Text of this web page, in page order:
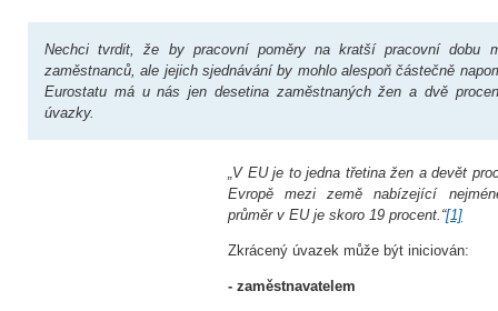
Nechci tvrdit, že by pracovní poměry na kratší pracovní dobu
zaměstnanců, ale jejich sjednávání by mohlo alespoň částečně
Eurostatu má u nás jen desetina zaměstnaných žen a dvě
úvazky.
„V EU je to jedna třetina žen a devět
Evropě mezi země nabízející
průměr v EU je skoro 19 procent.“[1]
Zkrácený úvazek může být iniciován:
- zaměstnavatelem